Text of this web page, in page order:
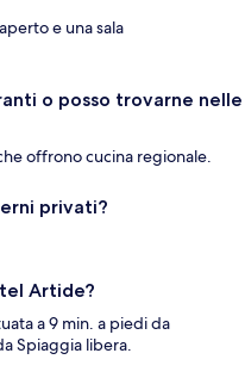
e una sala
o posso trovarne nelle
offrono cucina regionale.
privati?
Artide?
a 9 min. a piedi da
Spiaggia libera.